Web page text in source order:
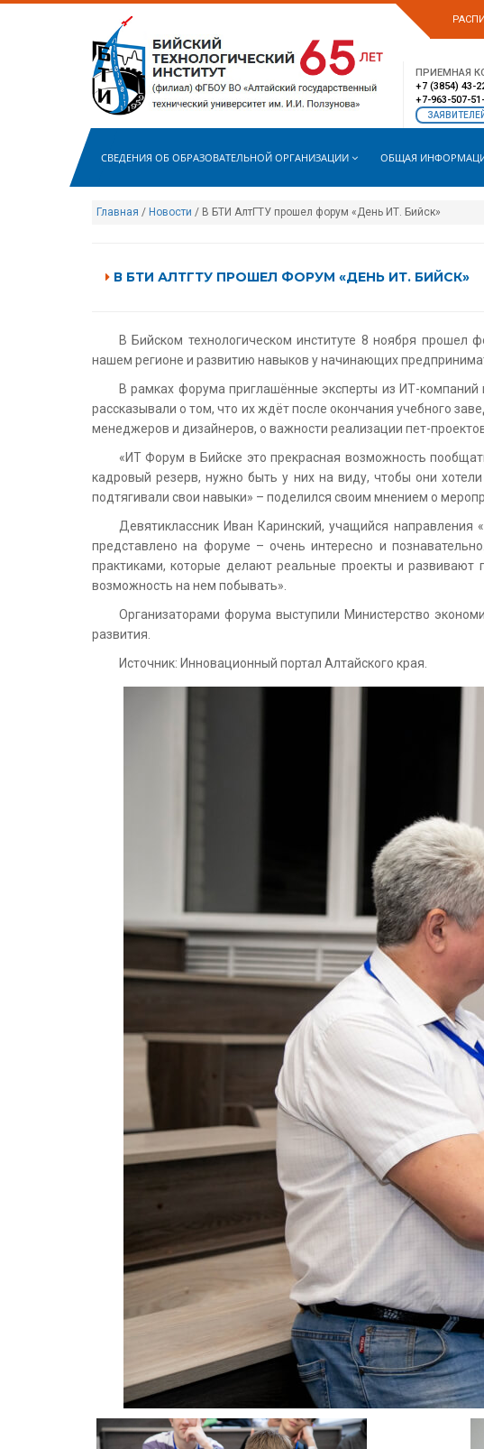
ПРИЕМНАЯ
+7 (3854) 43-
+7-963-507-
СВЕДЕНИЯ ОБ ОБРАЗОВАТЕЛЬНОЙ ОРГАНИЗАЦИИ ОБЩАЯ
Главная / Новости / В БТИ АлтГТУ прошел форум «День ИТ. Бийск»
В БТИ АЛТГТУ ПРОШЕЛ ФОРУМ «ДЕНЬ ИТ. БИЙСК»
В Бийском технологическом институте 8 ноября
нашем регионе и развитию навыков у начинающих
В рамках форума приглашённые эксперты из ИТ-
рассказывали о том, что их ждёт после окончания учебного
менеджеров и дизайнеров, о важности реализации пет-
«ИТ Форум в Бийске это прекрасная возможность
кадровый резерв, нужно быть у них на виду, чтобы они
подтягивали свои навыки» – поделился своим мнением о
Девятиклассник Иван Каринский, учащийся направления
представлено на форуме – очень интересно и
практиками, которые делают реальные проекты и развивают
возможность на нем побывать».
Организаторами форума выступили Министерство
развития.
Источник: Инновационный портал Алтайского края.